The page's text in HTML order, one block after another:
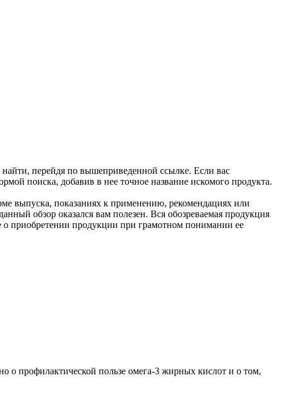
перейдя по вышеприведенной ссылке. Если вас
поиска, добавив в нее точное название искомого продукта.
выпуска, показаниях к применению, рекомендациях или
обзор оказался вам полезен. Вся обозреваемая продукция
о приобретении продукции при грамотном понимании ее
профилактической пользе омега-3 жирных кислот и о том,